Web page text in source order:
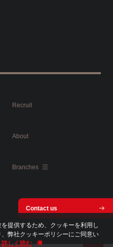
提供するため、クッキーを利用し
弊社クッキーポリシーにご同意い
詳しく読む
Recruit
About
Branches
Contact us